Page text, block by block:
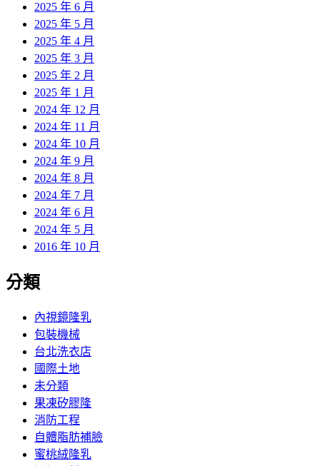
2025 年 6 月
2025 年 5 月
2025 年 4 月
2025 年 3 月
2025 年 2 月
2025 年 1 月
2024 年 12 月
2024 年 11 月
2024 年 10 月
2024 年 9 月
2024 年 8 月
2024 年 7 月
2024 年 6 月
2024 年 5 月
2016 年 10 月
分類
內視鏡隆乳
包裝機械
台北洗衣店
國際土地
未分類
果凍矽膠隆
消防工程
自體脂肪補臉
蜜桃絨隆乳